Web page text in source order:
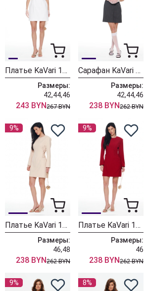
Платье KaVari 1146-1 молоко
Размеры:
42,44,46
243 BYN267 BYN
Сарафан KaVari 1103-2 серый в полоску
Размеры:
42,44,46
238 BYN262 BYN
9%
Платье KaVari 1106-1 кремовый
Размеры:
46,48
238 BYN262 BYN
9%
Платье KaVari 1106-2 красный
Размеры:
46
238 BYN262 BYN
9% 8%